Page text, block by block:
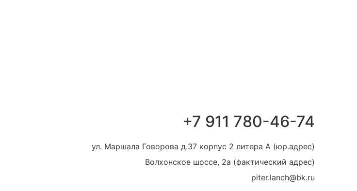
+7 911 780-46-74
ул. Маршала Говорова д.37 корпус 2 литера А (юр.адрес)
Волхонское шоссе, 2а (фактический адрес)
piter.lanch@bk.ru